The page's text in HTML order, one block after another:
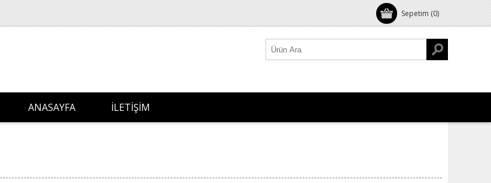
Sepetim (0)
ANASAYFA İLETIŞIM